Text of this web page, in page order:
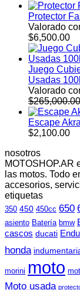
Protector
Valorado
$6,500.00
Juego
Usadas
Valorado
$265,000.00
Escape
$2,100.00
nosotros
MOTOSHOP.AR
las motos. Todo
accesorios,
etiquetas
350 450 450cc 650
asiento Batería bmw
cascos ducati
honda
morini moto
Moto usada